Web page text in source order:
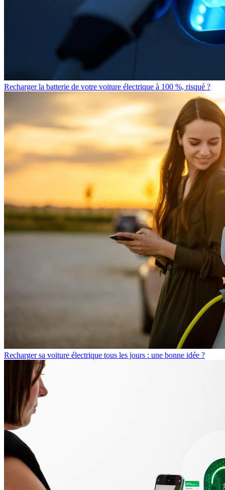
Recharger la batterie de votre voiture électrique à 100 %, risqué ?
Recharger sa voiture électrique tous les jours : une bonne idée ?